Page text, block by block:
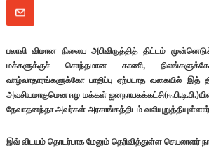
பலாலி விமான நிலைய அபிவிருத்தித் திட்டம்
மக்களுக்குச் சொந்தமான காணி,
வாழ்வாதாரங்களுக்கோ பாதிப்பு ஏற்படாத வகையில் இத்
அவசியமாகுமென ஈழ மக்கள்
தேவாதனந்தா அவர்கள் அரசாங்கத்திடம்
இவ் விடயம் தொடர்பாக மேலும் தெரிவித்துள்ள செயலாளர்